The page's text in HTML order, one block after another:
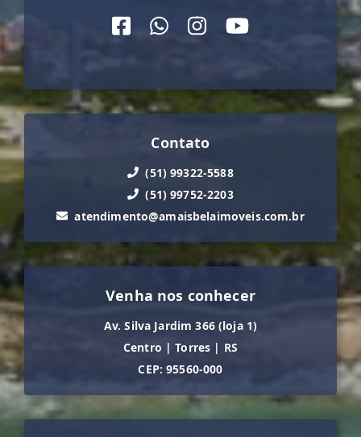
Contato
(51) 99322-5588
(51) 99752-2203
atendimento@amaisbelaimoveis.com.br
Venha nos conhecer
Av. Silva Jardim 366 (loja 1)
Centro | Torres | RS
CEP: 95560-000